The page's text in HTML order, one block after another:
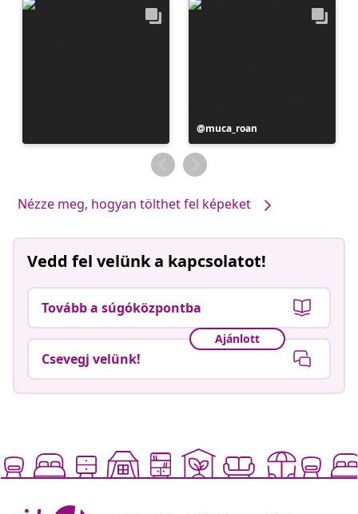
Bejegyzés
közzétevője
muca_roan
Nézze meg, hogyan tölthet fel képeket
Vedd fel velünk a kapcsolatot!
Tovább a súgóközpontba
Ajánlott
Csevegj velünk!